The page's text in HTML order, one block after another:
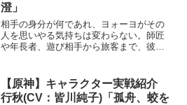
澄」
相手の身分が何であれ、ヨォーヨがその
人を思いやる気持ちは変わらない。師匠
や年長者、遊び相手から旅客まで、彼女
は、どうかお気になさらず。彼女の心に
満ちている温かい思いやり...
【原神】キャラクター実戦紹介
行秋(CV：皆川純子)「孤舟、蛟を